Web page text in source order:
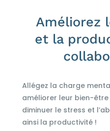
Améliorez
et la
Allégez la charge
améliorer leur bien-
diminuer le stress et
ainsi la productivité !